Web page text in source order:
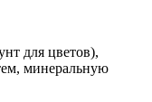
для цветов),
минеральную